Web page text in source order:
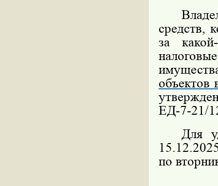
средств,
за
объектов
ЕД-7-21/
Для
по